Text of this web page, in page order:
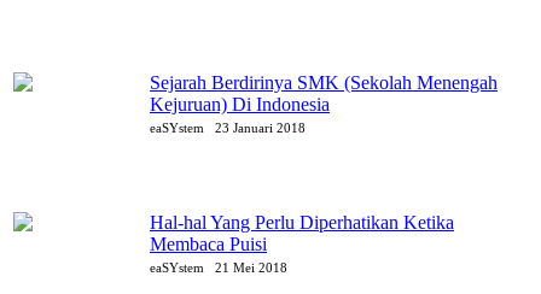
Sejarah Berdirinya SMK (Sekolah Menengah
Kejuruan) Di Indonesia
eaSYstem 23 Januari 2018
Hal-hal Yang Perlu Diperhatikan Ketika
Membaca Puisi
eaSYstem 21 Mei 2018